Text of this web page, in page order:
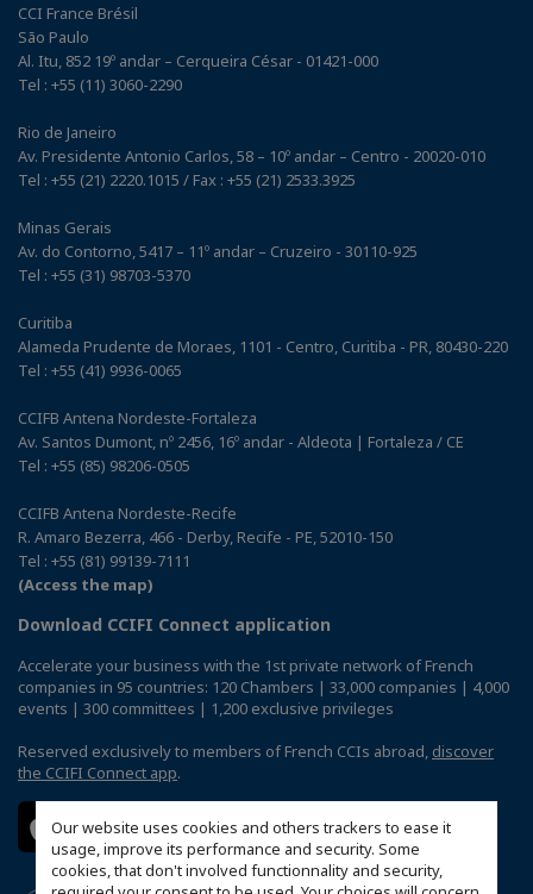
Our website uses cookies and others trackers to ease it
usage, improve its performance and security. Some
cookies, that don't involved functionnality and security,
CCI France Brésil
São Paulo
Al. Itu, 852 19º andar – Cerqueira César - 01421-000
Tel : +55 (11) 3060-2290
Rio de Janeiro
Av. Presidente Antonio Carlos, 58 – 10º andar – Centro - 20020-010
Tel : +55 (21) 2220.1015 / Fax : +55 (21) 2533.3925
Minas Gerais
Av. do Contorno, 5417 – 11º andar – Cruzeiro - 30110-925
Tel : +55 (31) 98703-5370
Curitiba
Alameda Prudente de Moraes, 1101 - Centro, Curitiba - PR, 80430-220
Tel : +55 (41) 9936-0065
CCIFB Antena Nordeste-Fortaleza
Av. Santos Dumont, nº 2456, 16º andar - Aldeota | Fortaleza / CE
Tel : +55 (85) 98206-0505
CCIFB Antena Nordeste-Recife
R. Amaro Bezerra, 466 - Derby, Recife - PE, 52010-150
Tel : +55 (81) 99139-7111
(Access the map)
Download CCIFI Connect application
Accelerate your business with the 1st private network of French
companies in 95 countries: 120 Chambers | 33,000 companies | 4,000
events | 300 committees | 1,200 exclusive privileges
Reserved exclusively to members of French CCIs abroad, discover
the CCIFI Connect app.